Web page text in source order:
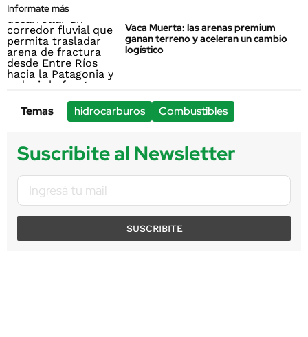
Informate más
Vaca Muerta: las arenas premium
ganan terreno y aceleran un cambio
logístico
Temas hidrocarburos Combustibles
Suscribite al Newsletter
SUSCRIBITE